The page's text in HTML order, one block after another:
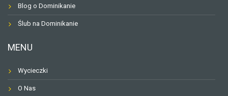
Blog o Dominikanie
Ślub na Dominikanie
MENU
Wycieczki
O Nas